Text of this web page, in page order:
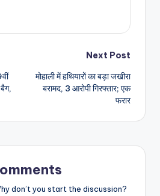
Next Post
मोहाली में हथियारों का बड़ा जखीरा
बरामद, 3 आरोपी गिरफ्तार; एक
फरार
don’t you start the discussion?